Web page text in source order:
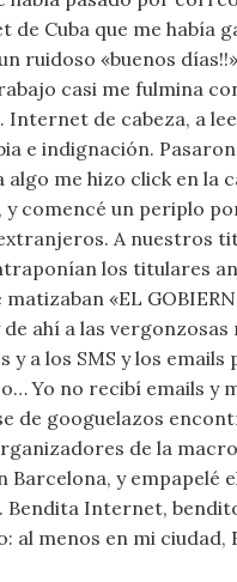
de Cuba que me había
ruidoso «buenos
casi me fulmina
Internet de cabeza, a
e indignación.
algo me hizo click en la
y comencé un periplo
A nuestros
los titulares
«EL
de ahí a las vergonzosas
y a los SMS y los
Yo no recibí emails y
de googuelazos
de la
Barcelona, y empapelé
Bendita Internet,
al menos en mi ciudad,